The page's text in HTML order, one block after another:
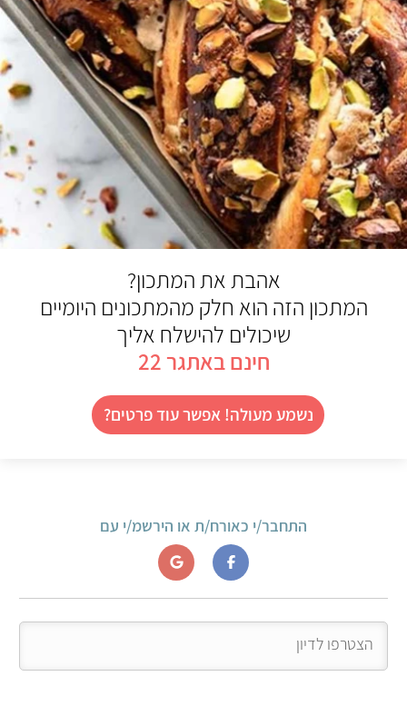
אהבת את המתכון?
המתכון הזה הוא חלק מהמתכונים היומיים
שיכולים להישלח אליך
חינם באתגר 22
נשמע מעולה! אפשר עוד פרטים?
התחבר/י כאורח/ת או הירשמ/י עם